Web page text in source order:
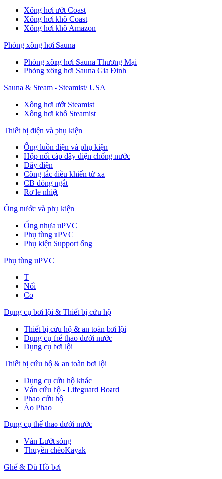
Xông hơi ướt Coast
Xông hơi khô Coast
Xông hơi khô Amazon
Phòng xông hơi Sauna
Phòng xông hơi Sauna Thương Mại
Phòng xông hơi Sauna Gia Đình
Sauna & Steam - Steamist/ USA
Xông hơi ướt Steamist
Xông hơi khô Steamist
Thiết bị điện và phụ kiện
Ống luồn điện và phụ kiện
Hộp nối cáp dây điện chống nước
Dây điện
Công tắc điều khiển từ xa
CB đóng ngắt
Rơ le nhiệt
Ống nước và phụ kiện
Ống nhựa uPVC
Phụ tùng uPVC
Phụ kiện Support ống
Phụ tùng uPVC
T
Nối
Co
Dụng cụ bơi lội & Thiết bị cứu hộ
Thiết bị cứu hộ & an toàn bơi lội
Dụng cụ thể thao dưới nước
Dụng cụ bơi lội
Thiết bị cứu hộ & an toàn bơi lội
Dụng cụ cứu hộ khác
Ván cứu hộ - Lifeguard Board
Phao cứu hộ
Áo Phao
Dụng cụ thể thao dưới nước
Ván Lướt sóng
Thuyền chèoKayak
Ghế & Dù Hồ bơi